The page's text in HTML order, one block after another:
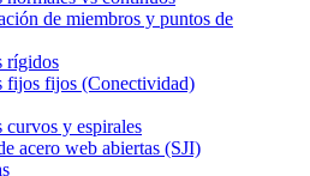
de miembros y puntos de
rígidos
fijos fijos (Conectividad)
curvos y espirales
acero web abiertas (SJI)